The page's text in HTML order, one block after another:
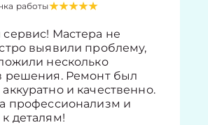
работы
Мастера не
выявили проблему,
несколько
решения. Ремонт был
и качественно.
профессионализм и
деталям!